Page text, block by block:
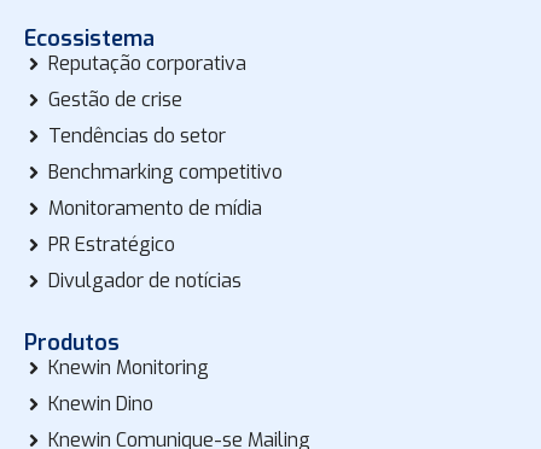
Ecossistema
Reputação corporativa
Gestão de crise
Tendências do setor
Benchmarking competitivo
Monitoramento de mídia
PR Estratégico
Divulgador de notícias
Produtos
Knewin Monitoring
Knewin Dino
Knewin Comunique-se Mailing